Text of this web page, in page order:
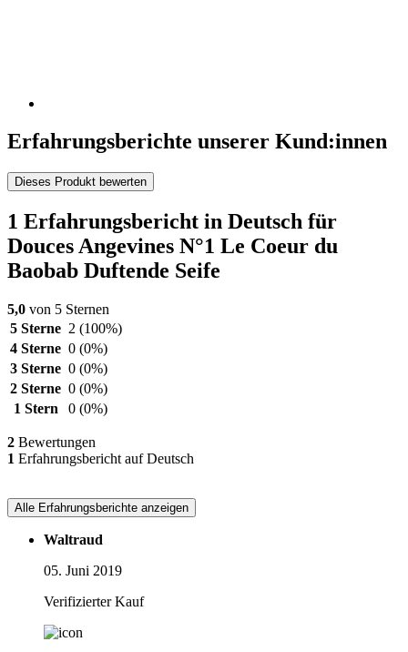
Erfahrungsberichte unserer Kund:innen
Dieses Produkt bewerten
1 Erfahrungsbericht in Deutsch für
Douces Angevines N°1 Le Coeur du
Baobab Duftende Seife
5,0 von 5 Sternen
5 Sterne 2 (100%)
4 Sterne 0 (0%)
3 Sterne 0 (0%)
2 Sterne 0 (0%)
1 Stern
0 (0%)
2 Bewertungen
1 Erfahrungsbericht auf Deutsch
Alle Erfahrungsberichte anzeigen
Waltraud
05. Juni 2019
Verifizierter Kauf